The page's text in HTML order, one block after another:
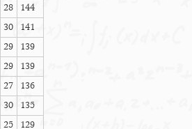
28
144
30
141
29
139
29
139
27
136
30
135
25
129